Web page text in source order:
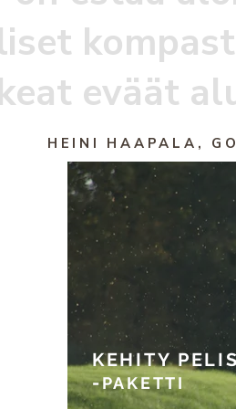
eväät
HEINI HAAPALA,
KEHITY
-PAKETTI